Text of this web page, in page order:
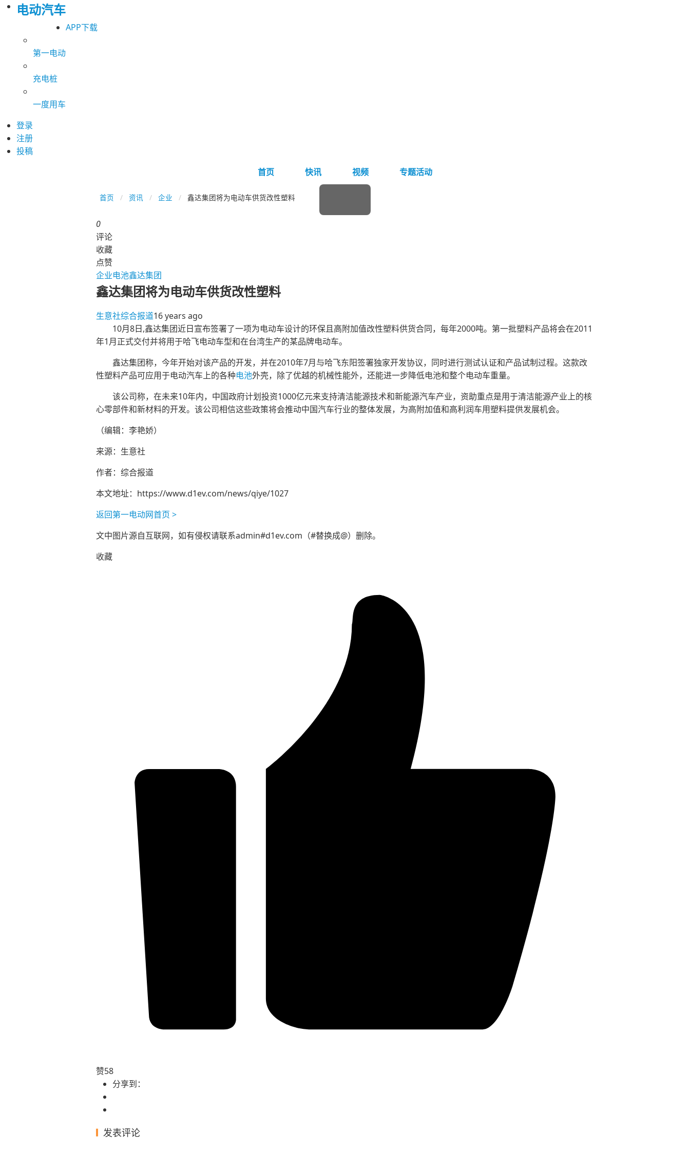
电动汽车
APP下载
第一电动
充电桩
一度用车
登录
注册
投稿
首页
快讯 视频 专题活动
首页 资讯 企业 鑫达集团将为电动车供货改性塑料
0
评论
收藏
点赞
企业电池鑫达集团
鑫达集团将为电动车供货改性塑料
生意社综合报道16 years ago
10月8日,鑫达集团近日宣布签署了一项为电动车设计的环保且高附加值改性塑料供货合同，每年2000吨。第一批塑料产品将会在2011
年1月正式交付并将用于哈飞电动车型和在台湾生产的某品牌电动车。
鑫达集团称，今年开始对该产品的开发，并在2010年7月与哈飞东阳签署独家开发协议，同时进行测试认证和产品试制过程。这款改
性塑料产品可应用于电动汽车上的各种电池外壳，除了优越的机械性能外，还能进一步降低电池和整个电动车重量。
该公司称，在未来10年内，中国政府计划投资1000亿元来支持清洁能源技术和新能源汽车产业，资助重点是用于清洁能源产业上的核
心零部件和新材料的开发。该公司相信这些政策将会推动中国汽车行业的整体发展，为高附加值和高利润车用塑料提供发展机会。
（编辑：李艳娇）
来源：生意社
作者：综合报道
本文地址： https://www.d1ev.com/news/qiye/1027
返回第一电动网首页 >
文中图片源自互联网，如有侵权请联系admin#d1ev.com（#替换成@）删除。
收藏
赞58
分享到：
发表评论